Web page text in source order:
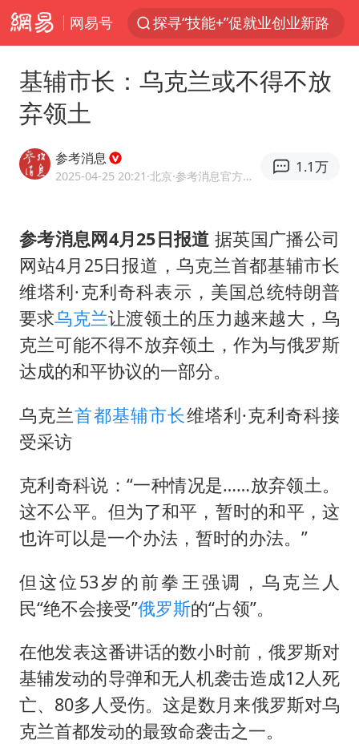
网易号
周杰伦方辟谣“私生子”传闻
官方通报传销头目出狱办书院
因凡蒂诺首次公开道歉
人贩子“梅姨”真实姓名曝光
谷歌首席科学家Jeff Dean离职创业
“银行午休1.5小时”留个窗口行不行
41岁女子为鼓励女儿考上985研究生
蜜雪冰城员工抽烟收银 门店现已停业
汕头市政府被约谈
总书记关心百姓身边这些民生大事
基辅市长：乌克兰或不得不放
弃领土
参考消息
2025-04-25 20:21 ·北京 ·参考消息官方网易号
1.1万
参考消息网4月25日报道 据英国广播公司
网站4月25日报道，乌克兰首都基辅市长
维塔利·克利奇科表示，美国总统特朗普
要求乌克兰让渡领土的压力越来越大，乌
克兰可能不得不放弃领土，作为与俄罗斯
达成的和平协议的一部分。
乌克兰首都基辅市长维塔利·克利奇科接
受采访
克利奇科说：“一种情况是……放弃领土。
这不公平。但为了和平，暂时的和平，这
也许可以是一个办法，暂时的办法。”
但这位53岁的前拳王强调，乌克兰人
民“绝不会接受”俄罗斯的“占领”。
在他发表这番讲话的数小时前，俄罗斯对
基辅发动的导弹和无人机袭击造成12人死
亡、80多人受伤。这是数月来俄罗斯对乌
克兰首都发动的最致命袭击之一。